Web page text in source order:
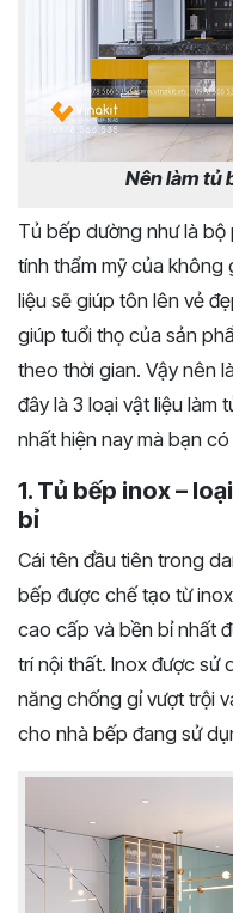
Nên làm tủ
Tủ bếp dường như là
tính thẩm mỹ của không
liệu sẽ giúp tôn lên vẻ
giúp tuổi thọ của sản
theo thời gian. Vậy nên
đây là 3 loại vật liệu làm
nhất hiện nay mà bạn
1. Tủ bếp inox –
bỉ
Cái tên đầu tiên trong
bếp được chế tạo từ
cao cấp và bền bỉ nhất
trí nội thất. Inox được sử
năng chống gỉ vượt trội
cho nhà bếp đang sử